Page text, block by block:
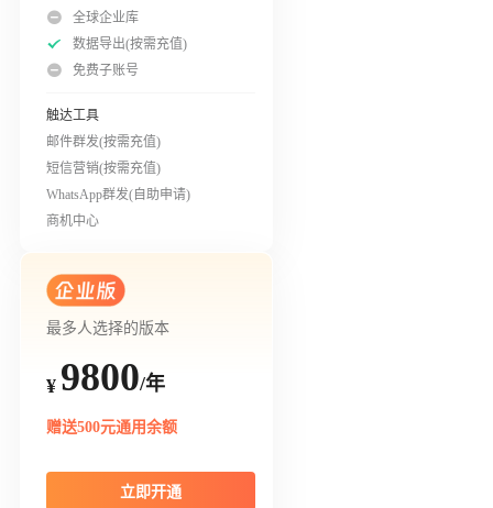
全球企业库
数据导出(按需充值)
免费子账号
触达工具
邮件群发(按需充值)
短信营销(按需充值)
WhatsApp群发(自助申请)
商机中心
最多人选择的版本
¥ 9800/年
赠送500元通用余额
立即开通